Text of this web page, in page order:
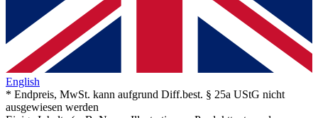
English
* Endpreis, MwSt. kann aufgrund Diff.best. § 25a UStG nicht
ausgewiesen werden